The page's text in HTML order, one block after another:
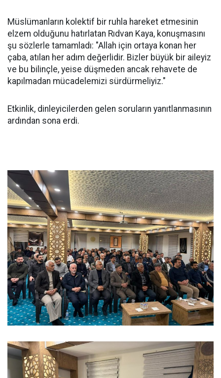
Müslümanların kolektif bir ruhla hareket etmesinin
elzem olduğunu hatırlatan Rıdvan Kaya, konuşmasını
şu sözlerle tamamladı: "Allah için ortaya konan her
çaba, atılan her adım değerlidir. Bizler büyük bir aileyiz
ve bu bilinçle, yeise düşmeden ancak rehavete de
kapılmadan mücadelemizi sürdürmeliyiz."
Etkinlik, dinleyicilerden gelen soruların yanıtlanmasının
ardından sona erdi.